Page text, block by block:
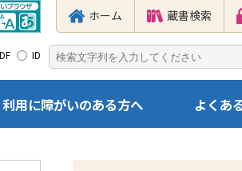
ホーム 蔵書検索
ID
利用に障がいのある方へ よくあ